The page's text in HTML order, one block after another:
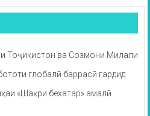
Тоҷикистон ва Созмони Милали
глобалӣ баррасӣ гардид
«Шаҳри бехатар» амалӣ